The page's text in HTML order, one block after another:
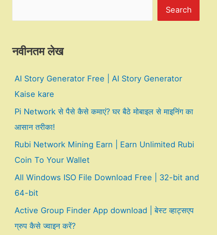
Search
नवीनतम लेख
AI Story Generator Free | AI Story Generator
Kaise kare
Pi Network से पैसे कैसे कमाएं? घर बैठे मोबाइल से माइनिंग का
आसान तरीका!
Rubi Network Mining Earn | Earn Unlimited Rubi
Coin To Your Wallet
All Windows ISO File Download Free | 32-bit and
64-bit
Active Group Finder App download | बेस्ट व्हाट्सएप
ग्रुप कैसे ज्वाइन करें?